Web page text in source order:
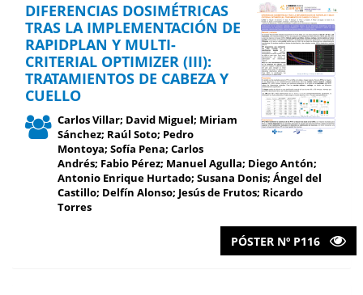
DIFERENCIAS DOSIMÉTRICAS
TRAS LA IMPLEMENTACIÓN DE
RAPIDPLAN Y MULTI-
CRITERIAL OPTIMIZER (III):
TRATAMIENTOS DE CABEZA Y
CUELLO
Carlos Villar; David Miguel; Miriam
Sánchez; Raúl Soto; Pedro
Montoya; Sofía Pena; Carlos
Andrés; Fabio Pérez; Manuel Agulla; Diego Antón;
Antonio Enrique Hurtado; Susana Donis; Ángel del
Castillo; Delfín Alonso; Jesús de Frutos; Ricardo
Torres
PÓSTER Nº P116